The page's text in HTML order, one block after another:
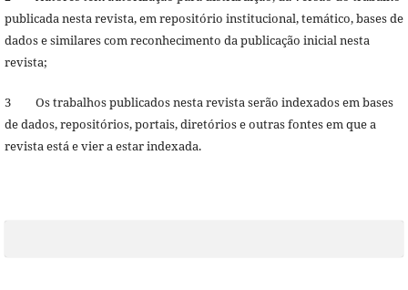
publicada nesta revista, em repositório institucional, temático, bases de
dados e similares com reconhecimento da publicação inicial nesta
revista;
3 Os trabalhos publicados nesta revista serão indexados em bases
de dados, repositórios, portais, diretórios e outras fontes em que a
revista está e vier a estar indexada.